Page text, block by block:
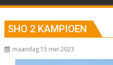
SHO 2 KAMPIOEN
maandag 15 mei 2023